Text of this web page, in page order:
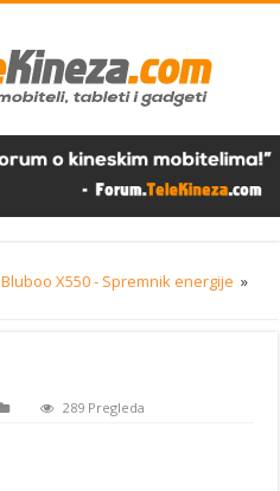
Bluboo X550 - Spremnik energije »
289 Pregleda